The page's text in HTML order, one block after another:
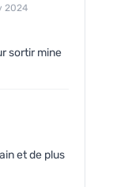
2024
sortir mine
et de plus